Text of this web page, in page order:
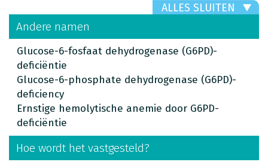
ALLES SLUITEN
Andere namen
Glucose-6-fosfaat dehydrogenase (G6PD)-
deficiëntie
Glucose-6-phosphate dehydrogenase (G6PD)-
deficiency
Ernstige hemolytische anemie door G6PD-
deficiëntie
Hoe wordt het vastgesteld?